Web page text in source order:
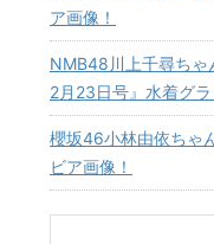
ア画像！
NMB48川上千尋ちゃ
2月23日号』水着グ
櫻坂46小林由依ちゃ
ビア画像！